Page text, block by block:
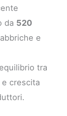
da 520
e
tra
crescita